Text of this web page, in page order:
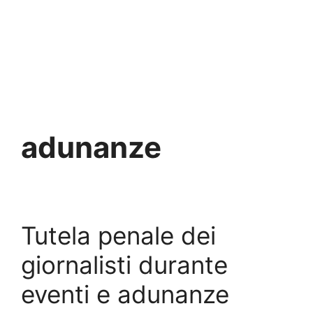
adunanze
Tutela penale dei
giornalisti durante
eventi e adunanze